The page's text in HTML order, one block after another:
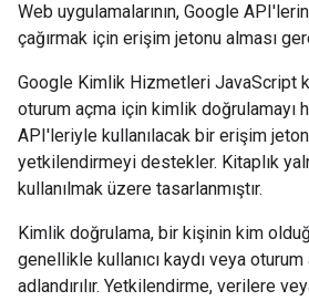
Web uygulamalarının, Google
çağırmak için erişim jetonu alması
Google Kimlik Hizmetleri JavaScript
oturum açma için kimlik doğrulamayı
API'leriyle kullanılacak bir erişim
yetkilendirmeyi destekler. Kitaplık
kullanılmak üzere tasarlanmıştır.
Kimlik doğrulama, bir kişinin kim
genellikle kullanıcı kaydı veya
adlandırılır. Yetkilendirme, verilere